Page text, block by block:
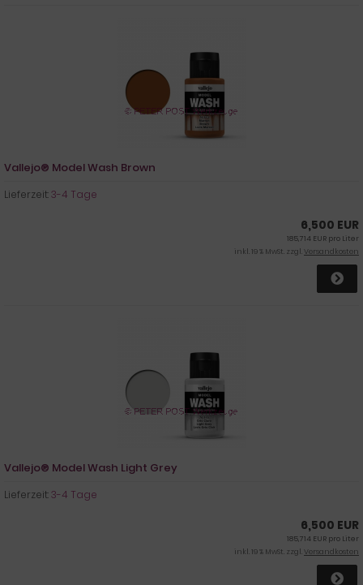
Vallejo® Model Wash Brown
Lieferzeit:3-4 Tage
6,500 EUR
185,714 EUR pro Liter
inkl. 19 % MwSt. zzgl.Versandkosten
Vallejo® Model Wash Light Grey
Lieferzeit:3-4 Tage
6,500 EUR
185,714 EUR pro Liter
inkl. 19 % MwSt. zzgl.Versandkosten